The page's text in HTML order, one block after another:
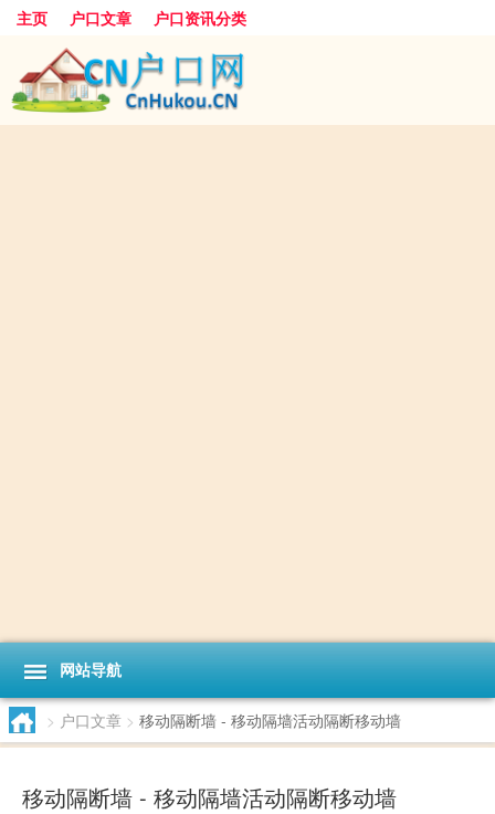
主页 户口文章 户口资讯分类
网站导航
> 户口文章 > 移动隔断墙 - 移动隔墙活动隔断移动墙
移动隔断墙 - 移动隔墙活动隔断移动墙